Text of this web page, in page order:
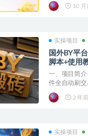
10 月
实操项目
国外BY平
脚本+使用
一、项目简
件全自动刷交
2 年前
实操项目